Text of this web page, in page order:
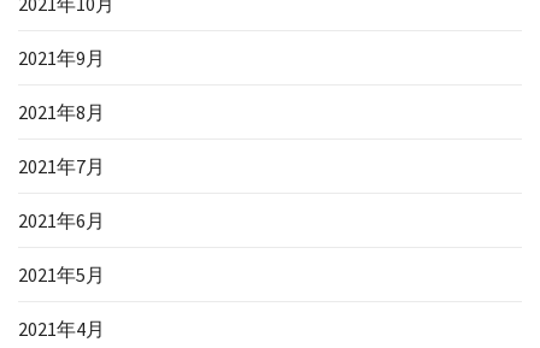
2021年9月
2021年8月
2021年7月
2021年6月
2021年5月
2021年4月